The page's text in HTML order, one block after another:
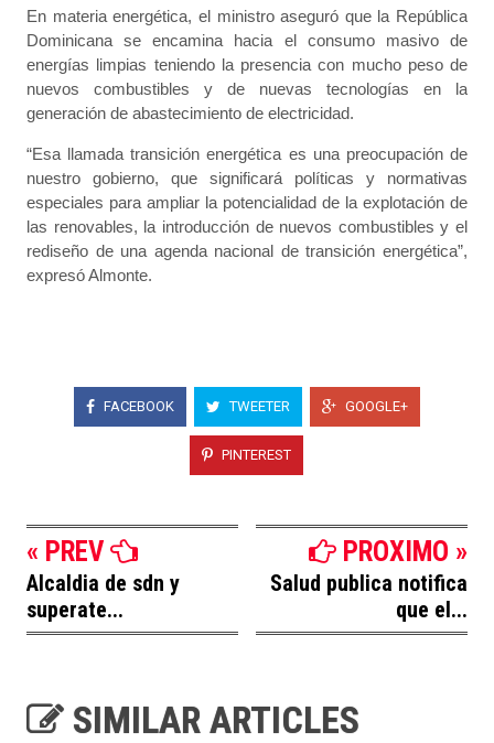
En materia energética, el ministro aseguró que la República
Dominicana se encamina hacia el consumo masivo de
energías limpias teniendo la presencia con mucho peso de
nuevos combustibles y de nuevas tecnologías en la
generación de abastecimiento de electricidad.
“Esa llamada transición energética es una preocupación de
nuestro gobierno, que significará políticas y normativas
especiales para ampliar la potencialidad de la explotación de
las renovables, la introducción de nuevos combustibles y el
rediseño de una agenda nacional de transición energética”,
expresó Almonte.
FACEBOOK TWEETER GOOGLE+
PINTEREST
« PREV
Alcaldia de sdn y
superate...
PROXIMO »
Salud publica notifica
que el...
SIMILAR ARTICLES